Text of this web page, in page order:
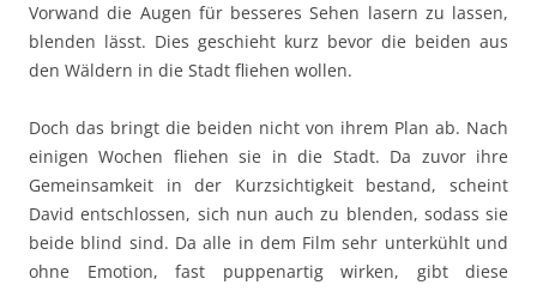
Vorwand die Augen für besseres Sehen lasern zu lassen,
blenden lässt. Dies geschieht kurz bevor die beiden aus
den Wäldern in die Stadt fliehen wollen.
Doch das bringt die beiden nicht von ihrem Plan ab. Nach
einigen Wochen fliehen sie in die Stadt. Da zuvor ihre
Gemeinsamkeit in der Kurzsichtigkeit bestand, scheint
David entschlossen, sich nun auch zu blenden, sodass sie
beide blind sind. Da alle in dem Film sehr unterkühlt und
ohne Emotion, fast puppenartig wirken, gibt diese